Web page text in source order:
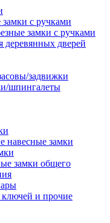
с ручками
замки с ручками
деревянных дверей
задвижки
шпингалеты
навесные замки
замки общего
ключей и прочие